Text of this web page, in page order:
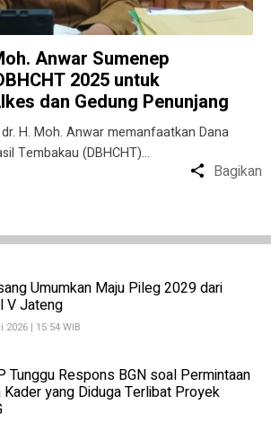
Umumkan Maju Pileg 2029 dari
V Jateng
2026 | 15:54 WIB
Tunggu Respons BGN soal Permintaan
Kader yang Diduga Terlibat Proyek
Anwar Sumenep
2025 untuk
dan Gedung Penunjang
H. Moh. Anwar memanfaatkan Dana
Tembakau (DBHCHT)…
Bagikan